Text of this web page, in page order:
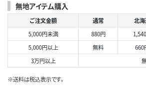
無地アイテム購入
ご注文金額 通常 北
5,000円未満
880円
5,000円以上
無料 660
3万円以上
※送料は税込表示です。